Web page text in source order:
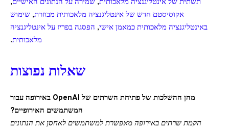
תשתית של אינטליגנציה מלאכותית, שמירה על הנתונים האישיים,
אקוסיסטם חדש של אינטליגנציה מלאכותית מבוזרת, שימוש
באינטליגנציה מלאכותית כמאמן אישי, הפסגה בפריז על אינטליגנציה
מלאכותית.
שאלות נפוצות
מהן ההשלכות של פתיחת השרתים של OpenAI באירופה עבור
המשתמשים האירופיים?
הקמת שרתים באירופה מאפשרת למשתמשים לאחסן את הנתונים